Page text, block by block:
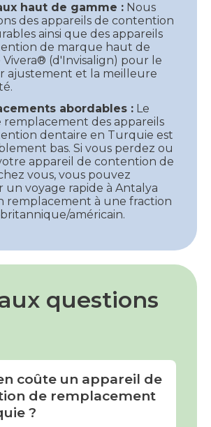
haut de gamme : Nous
des appareils de contention
ainsi que des appareils
de marque haut de
(d'Invisalign) pour le
ajustement et la meilleure
abordables : Le
des appareils
dentaire en Turquie est
bas. Si vous perdez ou
appareil de contention de
vous, vous pouvez
un voyage rapide à Antalya
remplacement à une fraction
américain.
questions
coûte un appareil de
de remplacement
?